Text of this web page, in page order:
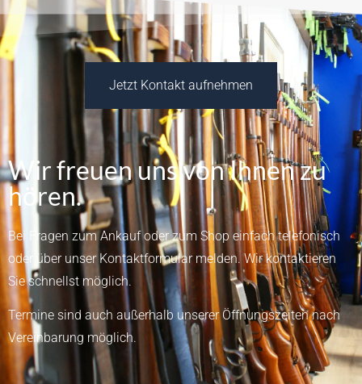
Jetzt Kontakt aufnehmen
Wir freuen uns von Ihnen zu
hören.
Bei Fragen zum Ankauf oder zum Shop einfach telefonisch
oder über unser Kontaktformularmelden.Wir kontaktieren
Sie schnellst möglich.
Termine sind auch außerhalb unserer Öffnungszeiten nach
Vereinbarung möglich.